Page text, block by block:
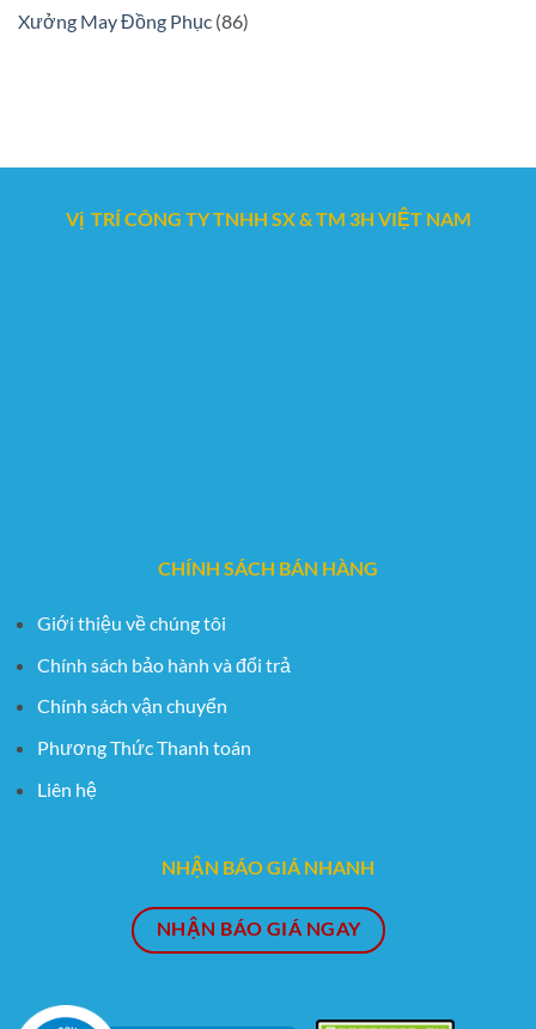
Xưởng May Đồng Phục (86)
Vị TRÍ CÔNG TY TNHH SX & TM 3H VIỆT NAM
CHÍNH SÁCH BÁN HÀNG
Giới thiệu về chúng tôi
Chính sách bảo hành và đổi trả
Chính sách vận chuyển
Phương Thức Thanh toán
Liên hệ
NHẬN BÁO GIÁ NHANH
NHẬN BÁO GIÁ NGAY